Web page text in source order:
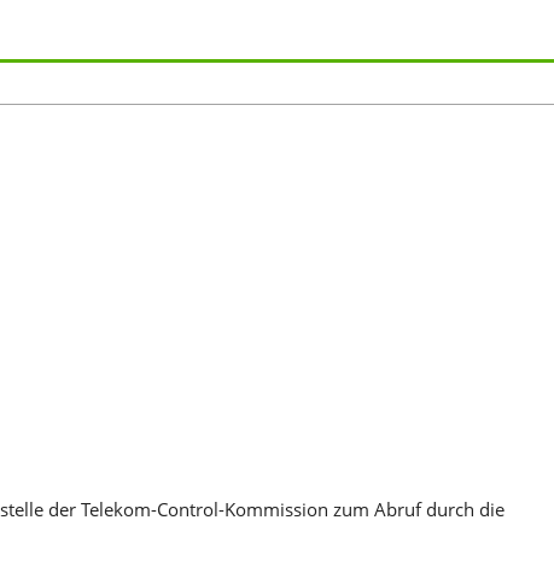
der Telekom-Control-Kommission zum Abruf durch die